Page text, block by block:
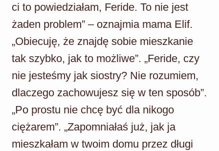
ci to powiedziałam, Feride. To nie jest
żaden problem” – oznajmia mama Elif.
„Obiecuję, że znajdę sobie mieszkanie
tak szybko, jak to możliwe”. „Feride, czy
nie jesteśmy jak siostry? Nie rozumiem,
dlaczego zachowujesz się w ten sposób”.
„Po prostu nie chcę być dla nikogo
ciężarem”. „Zapomniałaś już, jak ja
mieszkałam w twoim domu przez długi